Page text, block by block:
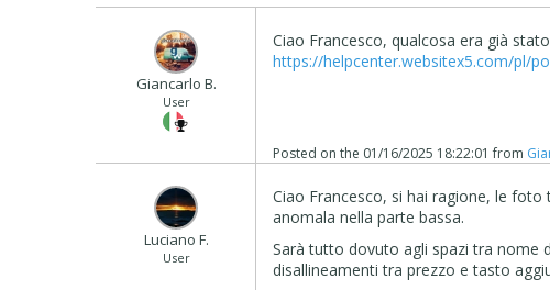
Giancarlo B.
User
Ciao Francesco, qualcosa era già
https://helpcenter.websitex5.com/pl/
Posted on the 01/16/2025 18:22:01 from
Luciano F.
User
Ciao Francesco, si hai ragione, le
anomala nella parte bassa.
Sarà tutto dovuto agli spazi tra nome
disallineamenti tra prezzo e tasto